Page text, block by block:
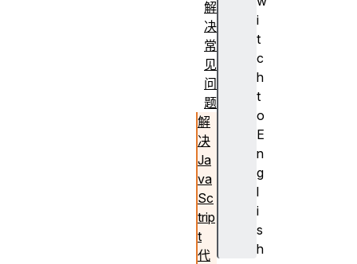
i
t
c
h
t
o
E
n
g
l
i
s
h
解
决
常
见
问
题
解
决
Ja
va
Sc
trip
t
代